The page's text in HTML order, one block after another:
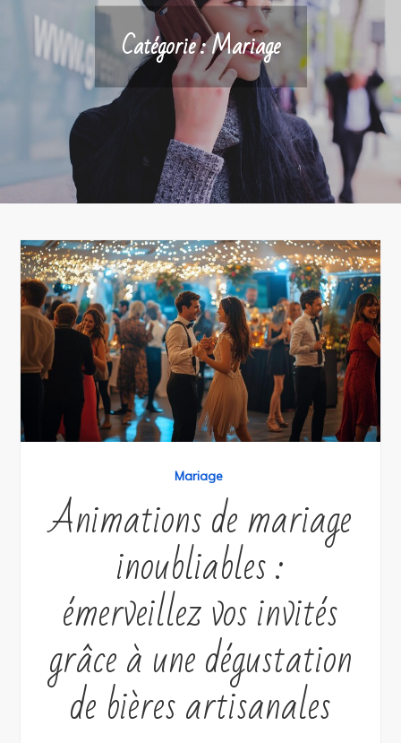
Catégorie :Mariage
Mariage
Animations de mariage
inoubliables :
émerveillez vos invités
grâce à une dégustation
de bières artisanales